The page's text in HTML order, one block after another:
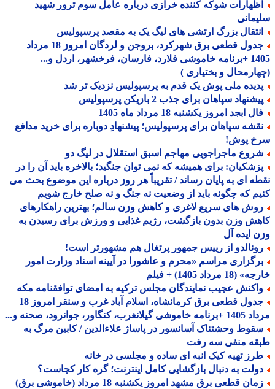
شوکه کننده خرازی درباره عامل سوم ترور شهید
بزرگ ارتشی های لیگ یک به مقصد پرسپولیس
جدول قطعی برق شهرکرد، بروجن و لردگان امروز 18 مرداد
1405 +برنامه خاموشی فلارد، فارسان، فرخشهر، اردل و...
و بختیاری )
ملی پوش یک قدم به پرسپولیس نزدیک تر شد
سپاهان برای جذب 2 بازیکن پرسپولیس
ابجد امروز یکشنبه 18 مرداد ماه 1405
سپاهان برای پرسپولیس؛ پیشنهادِ دوباره برای خرید مدافع
پوش!
ماجراجویی مهاجم اسبق استقلال در لیگ دو
برای همیشه که نمی توان جنگید؛ بالاخره باید آن را در
ای به پایان رساند / تقریباً هر روز درباره این موضوع بحث می
که چگونه باید از وضعیت نه جنگ و نه صلح خارج شویم
های سریع لاغری و کاهش وزن سالم؛ بهترین راهکارهای
وزن بدون بازگشت، رژیم غذایی و ورزش برای رسیدن به
ایده آل
از رییس جمهور پرتغال هم مشهورتر است!
مراسم «محرم و عاشورا در آیینه اسناد وزارت امور
مرداد 1405) + فیلم
عجیب نمایندگان مجلس ترکیه به امضای توافقنامه مکه
جدول قطعی برق کرمانشاه، اسلام آباد غرب و سنقر امروز 18
کنگاور، جوانرود، صحنه و...
وحشتناک آسانسور در پاساژ علاءالدین / کابین مرگ به
منفی سه رفت
تهیه کیک انبه ای ساده و مجلسی در خانه
به دنبال بازگشایی کامل اینترنت؛ گره کار کجاست؟
قطعی برق مشهد امروز یکشنبه 18 مرداد (خاموشی برق)